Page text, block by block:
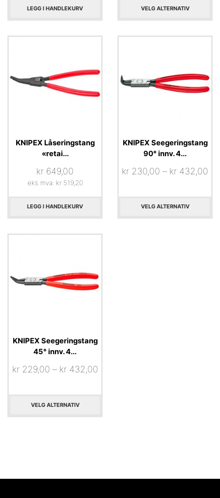
LEGG I HANDLEKURV VELG ALTERNATIV
KNIPEX Låseringstang
«retai...
kr 649,00
eks mva: kr519,20
LEGG I HANDLEKURV
KNIPEX Seegeringstang
90° innv. 4...
kr 230,00 – kr 432,00
VELG ALTERNATIV
KNIPEX Seegeringstang
45° innv. 4...
kr229,00 – kr432,00
VELG ALTERNATIV